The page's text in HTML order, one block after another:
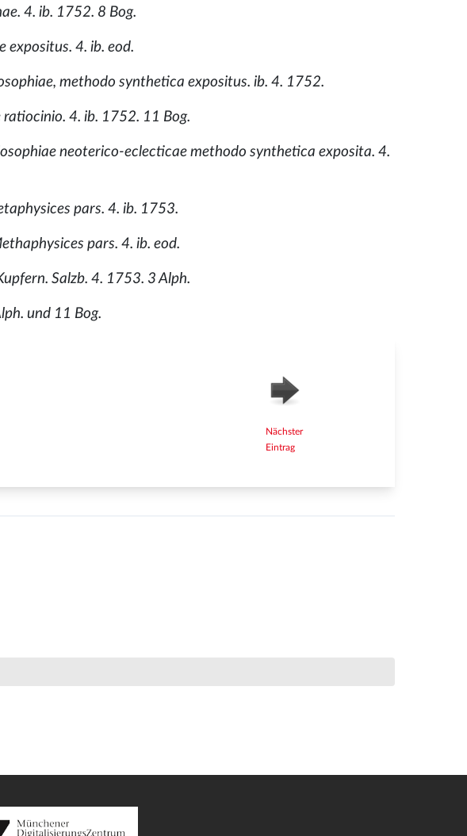
4. ib. 1752. 8 Bog.
expositus. 4. ib. eod.
methodo synthetica expositus. ib. 4. 1752.
4. ib. 1752. 11 Bog.
neoterico-eclecticae methodo synthetica exposita. 4.
pars. 4. ib. 1753.
pars. 4. ib. eod.
Salzb. 4. 1753. 3 Alph.
und 11 Bog.
Nächster
Eintrag